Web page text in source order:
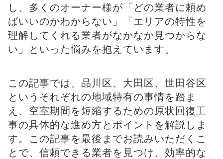
し、多くのオーナー様が「どの業者に頼め
ばいいのかわからない」「エリアの特性を
理解してくれる業者がなかなか見つからな
い」といった悩みを抱えています。
この記事では、品川区、大田区、世田谷区
というそれぞれの地域特有の事情を踏ま
え、空室期間を短縮するための原状回復工
事の具体的な進め方とポイントを解説しま
す。この記事を最後までお読みいただくこ
とで、信頼できる業者を見つけ、効率的な